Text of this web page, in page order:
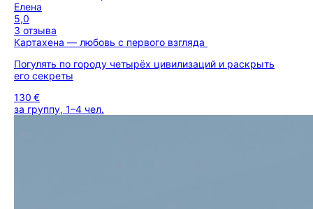
Елена
5,0
3 отзыва
Картахена — любовь с первого взгляда
Погулять по городу четырёх цивилизаций и раскрыть
его секреты
130 €
за группу, 1–4 чел.